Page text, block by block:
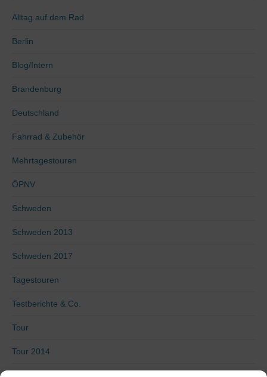
Alltag auf dem Rad
Berlin
Blog/Intern
Brandenburg
Deutschland
Fahrrad & Zubehör
Mehrtagestouren
ÖPNV
Schweden
Schweden 2013
Schweden 2017
Tagestouren
Testberichte & Co.
Tour
Tour 2014